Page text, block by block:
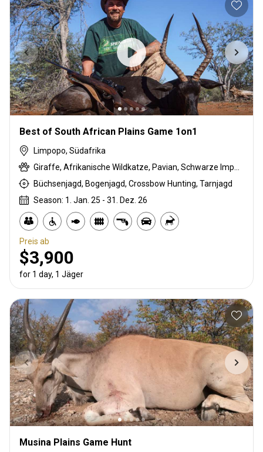
Best of South African Plains Game 1on1
Limpopo, Südafrika
Giraffe, Afrikanische Wildkatze, Pavian, Schwarze Impala, Schwarzrücken-Schakal, Streifengnu, Buschbock, Buschschwein, Afrikanischer Büffel, Karakal, Zibetkatze, Blessbock, Kronenducker, Springbock, Elenantilope, Spießbock, Ginsterkatze, Golden gemsbuck, Golden wildebeest, Impala, Kings Gnu, Kudu, Nyala Antilope, Strauß, Stachelschwein, Südafrikanische Kuhantilope, Pferdeantilope, Zobel, Steinböckchen, Leierantilope, Südliche Grünmeerkatze, Warzenschwein, Wasserbock, Weißer Blessbock, Zebra
Büchsenjagd, Bogenjagd, Crossbow Hunting, Tarnjagd
Season: 1. Jan. 25 - 31. Dez. 26
Preis ab
$3,900
for 1 day, 1 Jäger
Musina Plains Game Hunt